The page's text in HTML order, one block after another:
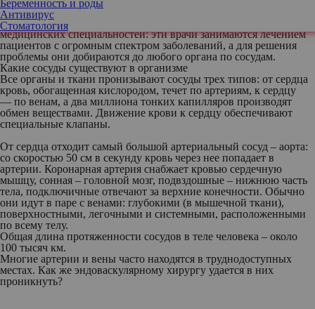
Беременность и роды
Антивирус
Стоматология
медицинских специальностей: эти врачи занимаются лечением
пациентов с огромным спектром заболеваний, а для решения
проблемы они добираются до любого органа по сосудам.
Какие сосуды существуют в организме
Все органы и ткани пронизывают сосуды трех типов: от сердца
кровь, обогащенная кислородом, течет по артериям, к сердцу
— по венам, а два миллиона тонких капилляров производят
обмен веществами. Движение крови к сердцу обеспечивают
специальные клапаны.
От сердца отходит самый большой артериальный сосуд – аорта:
со скоростью 50 см в секунду кровь через нее попадает в
артерии. Коронарная артерия снабжает кровью сердечную
мышцу, сонная – головной мозг, подвздошные – нижнюю часть
тела, подключичные отвечают за верхние конечности. Обычно
они идут в паре с венами: глубокими (в мышечной ткани),
поверхностными, легочными и системными, расположенными
по всему телу.
Общая длина протяженности сосудов в теле человека – около
100 тысяч км.
Многие артерии и вены часто находятся в труднодоступных
местах. Как же эндоваскулярному хирургу удается в них
проникнуть?